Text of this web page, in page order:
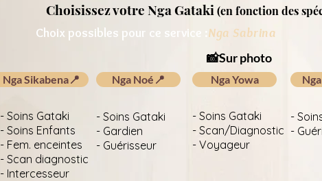
Choisissez votre Nga Gataki (en fonction des
Choix possibles pour ce service :Nga Sabrina
📸Sur photo
Nga Sikabena📍 Nga Noé📍
- Soins Gataki
- Soins Enfants
- Fem. enceintes
- Scan diagnostic
- Intercesseur
- Soins Gataki
- Gardien
- Guérisseur
Nga Yowa
- Soins Gataki
- Scan/Diagnostic
- Voyageur
-
-